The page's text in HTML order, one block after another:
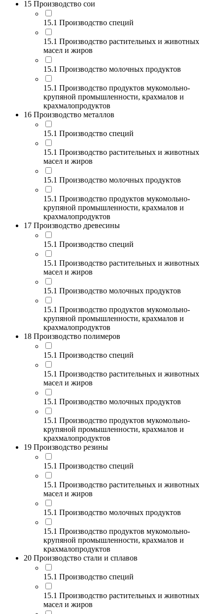
15 Производство сои
15.1 Производство специй
15.1 Производство растительных и животных
масел и жиров
15.1 Производство молочных продуктов
15.1 Производство продуктов мукомольно-
крупяной промышленности, крахмалов и
крахмалопродуктов
16 Производство металлов
15.1 Производство специй
15.1 Производство растительных и животных
масел и жиров
15.1 Производство молочных продуктов
15.1 Производство продуктов мукомольно-
крупяной промышленности, крахмалов и
крахмалопродуктов
17 Производство древесины
15.1 Производство специй
15.1 Производство растительных и животных
масел и жиров
15.1 Производство молочных продуктов
15.1 Производство продуктов мукомольно-
крупяной промышленности, крахмалов и
крахмалопродуктов
18 Производство полимеров
15.1 Производство специй
15.1 Производство растительных и животных
масел и жиров
15.1 Производство молочных продуктов
15.1 Производство продуктов мукомольно-
крупяной промышленности, крахмалов и
крахмалопродуктов
19 Производство резины
15.1 Производство специй
15.1 Производство растительных и животных
масел и жиров
15.1 Производство молочных продуктов
15.1 Производство продуктов мукомольно-
крупяной промышленности, крахмалов и
крахмалопродуктов
20 Производство стали и сплавов
15.1 Производство специй
15.1 Производство растительных и животных
масел и жиров